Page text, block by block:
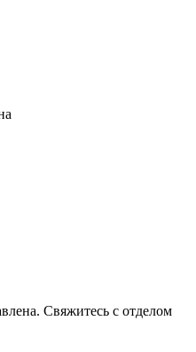
Свяжитесь с отделом